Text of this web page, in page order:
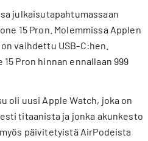
julkaisutapahtumassaan
15 Pron. Molemmissa Applen
vaihdettu USB-C:hen.
Pron hinnan ennallaan 999
oli uusi Apple Watch, joka on
titaanista ja jonka akunkesto
päivitetyistä AirPodeista